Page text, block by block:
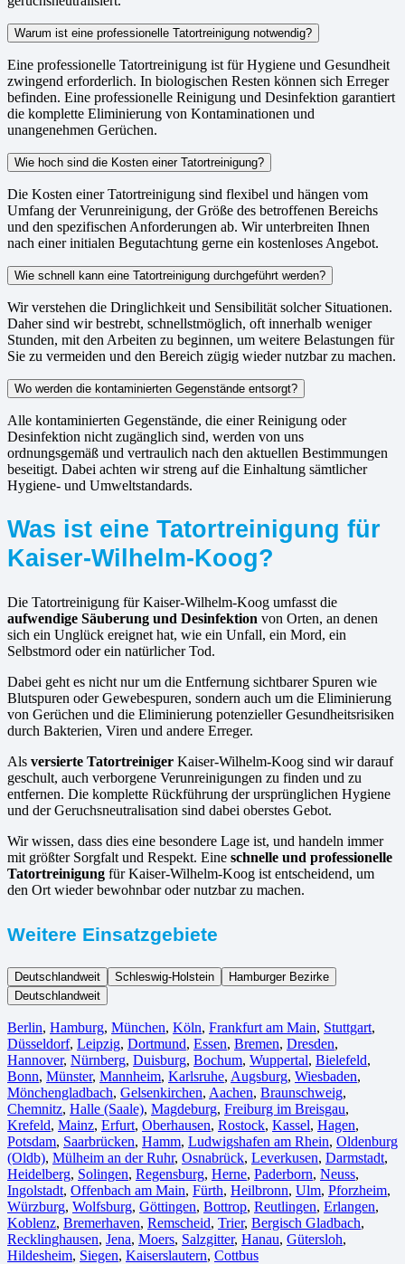
Warum ist eine professionelle Tatortreinigung notwendig?
Eine professionelle Tatortreinigung ist für Hygiene und Gesundheit
zwingend erforderlich. In biologischen Resten können sich Erreger
befinden. Eine professionelle Reinigung und Desinfektion garantiert
die komplette Eliminierung von Kontaminationen und
unangenehmen Gerüchen.
Wie hoch sind die Kosten einer Tatortreinigung?
Die Kosten einer Tatortreinigung sind flexibel und hängen vom
Umfang der Verunreinigung, der Größe des betroffenen Bereichs
und den spezifischen Anforderungen ab. Wir unterbreiten Ihnen
nach einer initialen Begutachtung gerne ein kostenloses Angebot.
Wie schnell kann eine Tatortreinigung durchgeführt werden?
Wir verstehen die Dringlichkeit und Sensibilität solcher Situationen.
Daher sind wir bestrebt, schnellstmöglich, oft innerhalb weniger
Stunden, mit den Arbeiten zu beginnen, um weitere Belastungen für
Sie zu vermeiden und den Bereich zügig wieder nutzbar zu machen.
Wo werden die kontaminierten Gegenstände entsorgt?
Alle kontaminierten Gegenstände, die einer Reinigung oder
Desinfektion nicht zugänglich sind, werden von uns
ordnungsgemäß und vertraulich nach den aktuellen Bestimmungen
beseitigt. Dabei achten wir streng auf die Einhaltung sämtlicher
Hygiene- und Umweltstandards.
Was ist eine Tatortreinigung für
Kaiser-Wilhelm-Koog?
Die Tatortreinigung für Kaiser-Wilhelm-Koog umfasst die
aufwendige Säuberung und Desinfektion von Orten, an denen
sich ein Unglück ereignet hat, wie ein Unfall, ein Mord, ein
Selbstmord oder ein natürlicher Tod.
Dabei geht es nicht nur um die Entfernung sichtbarer Spuren wie
Blutspuren oder Gewebespuren, sondern auch um die Eliminierung
von Gerüchen und die Eliminierung potenzieller Gesundheitsrisiken
durch Bakterien, Viren und andere Erreger.
Als versierte Tatortreiniger Kaiser-Wilhelm-Koog sind wir darauf
geschult, auch verborgene Verunreinigungen zu finden und zu
entfernen. Die komplette Rückführung der ursprünglichen Hygiene
und der Geruchsneutralisation sind dabei oberstes Gebot.
Wir wissen, dass dies eine besondere Lage ist, und handeln immer
mit größter Sorgfalt und Respekt. Eine schnelle und professionelle
Tatortreinigung für Kaiser-Wilhelm-Koog ist entscheidend, um
den Ort wieder bewohnbar oder nutzbar zu machen.
Weitere Einsatzgebiete
Deutschlandweit Schleswig-Holstein
Hamburger Bezirke
Deutschlandweit
Berlin⁠, Hamburg, München, Köln⁠, Frankfurt am Main, Stuttgart,
Düsseldorf, Leipzig, Dortmund, Essen, Bremen, Dresden,
Hannover, Nürnberg, Duisburg⁠, Bochum, Wuppertal⁠, Bielefeld⁠,
Bonn⁠, Münster⁠, Mannheim, Karlsruhe, Augsburg, Wiesbaden⁠,
Mönchengladbach⁠, Gelsenkirchen⁠, Aachen⁠, Braunschweig,
Chemnitz⁠, Halle (Saale)⁠, Magdeburg, Freiburg im Breisgau⁠,
Krefeld⁠, Mainz⁠, Erfurt, Oberhausen⁠, Rostock⁠, Kassel⁠, Hagen,
Potsdam, Saarbrücken⁠, Hamm, Ludwigshafen am Rhein⁠, Oldenburg
(Oldb), Mülheim an der Ruhr, Osnabrück⁠, Leverkusen, Darmstadt⁠,
Heidelberg, Solingen, Regensburg, Herne⁠, Paderborn, Neuss,
Ingolstadt, Offenbach am Main, Fürth⁠, Heilbronn, Ulm⁠, Pforzheim,
Würzburg, Wolfsburg⁠, Göttingen, Bottrop, Reutlingen, Erlangen⁠,
Koblenz, Bremerhaven⁠, Remscheid, Trier⁠, Bergisch Gladbach,
Recklinghausen, Jena⁠, Moers⁠, Salzgitter⁠, Hanau, Gütersloh,
Hildesheim⁠, Siegen⁠, Kaiserslautern⁠, Cottbus⁠